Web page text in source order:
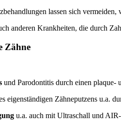
lassen sich
anderen Krankheiten, die durch
Zähne
und Parodontitis durch einen plaque-
eigenständigen Zähneputzens u.a.
u.a. auch mit Ultraschall und